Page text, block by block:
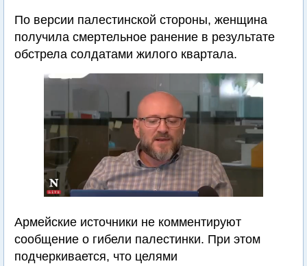
По версии палестинской стороны, женщина
получила смертельное ранение в результате
обстрела солдатами жилого квартала.
Армейские источники не комментируют
сообщение о гибели палестинки. При этом
подчеркивается, что целями